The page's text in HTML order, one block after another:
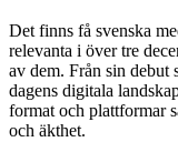
Det finns få svenska
relevanta i över tre
av dem. Från sin
dagens digitala
format och plattformar
och äkthet.